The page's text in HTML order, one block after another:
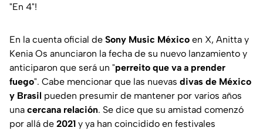
"En 4"!
En la cuenta oficial de Sony Music México en X, Anitta y
Kenia Os anunciaron la fecha de su nuevo lanzamiento y
anticiparon que será un "perreito que va a prender
fuego". Cabe mencionar que las nuevas divas de México
y Brasil pueden presumir de mantener por varios años
una cercana relación. Se dice que su amistad comenzó
por allá de 2021 y ya han coincidido en festivales